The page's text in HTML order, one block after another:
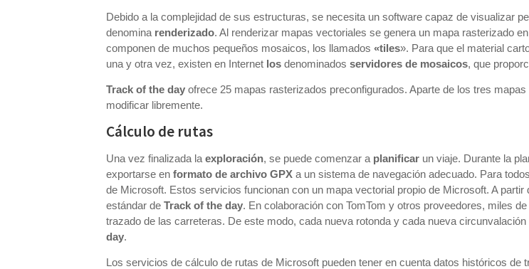
Debido a la complejidad de sus estructuras, se necesita un software capaz de visualizar
denomina renderizado. Al renderizar mapas vectoriales se genera un mapa rasterizado
componen de muchos pequeños mosaicos, los llamados«tiles». Para que el material
una y otra vez, existen en Internet los denominadosservidores de mosaicos, que
Track of the day ofrece 25 mapas rasterizados preconfigurados. Aparte de los tres
modificar libremente.
Cálculo de rutas
Una vez finalizada laexploración, se puede comenzar a planificar un viaje. Durante la
exportarse enformato de archivo GPX a un sistema de navegación adecuado. Para
de Microsoft. Estos servicios funcionan con un mapa vectorial propio de Microsoft. A
estándar deTrack of the day. En colaboración con TomTom y otros proveedores, miles
trazado de las carreteras. De este modo, cada nueva rotonda y cada nueva
day.
Los servicios de cálculo de rutas de Microsoft pueden tener en cuenta datos históricos